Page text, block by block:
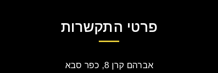
פרטי התקשרות
אברהם קרן 8, כפר סבא